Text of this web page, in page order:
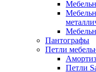
Пантографы
Петли
Петли